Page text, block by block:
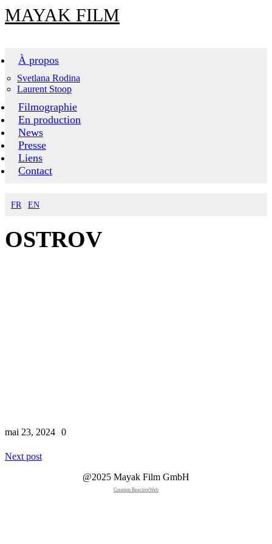
MAYAK FILM
À propos
Svetlana Rodina
Laurent Stoop
Filmographie
En production
News
Presse
Liens
Contact
FR EN
OSTROV
mai 23, 2024 0
Next post
@2025 Mayak Film GmbH
Creation ReactiveWeb